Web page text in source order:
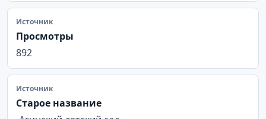
Источник
Просмотры
892
Источник
Старое название